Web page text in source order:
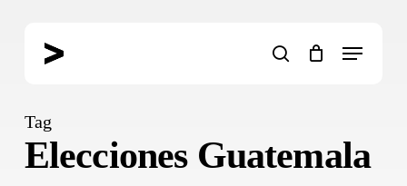
search
Menu
Tag
Elecciones Guatemala